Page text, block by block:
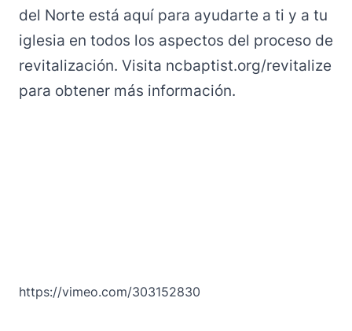
del Norte está aquí para ayudarte a ti y a tu
iglesia en todos los aspectos del proceso de
revitalización. Visita ncbaptist.org/revitalize
para obtener más información.
https://vimeo.com/303152830